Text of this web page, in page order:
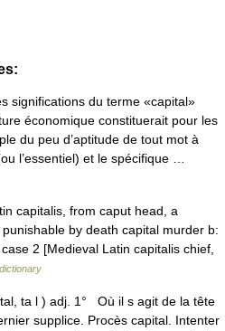
significations du terme «capital»
économique constituerait pour les
du peu d’aptitude de tout mot à
l’essentiel) et le spécifique …
capitalis, from caput head, a
by death capital murder b:
2 [Medieval Latin capitalis chief,
ta l ) adj. 1° Où il s agit de la tête
supplice. Procès capital. Intenter